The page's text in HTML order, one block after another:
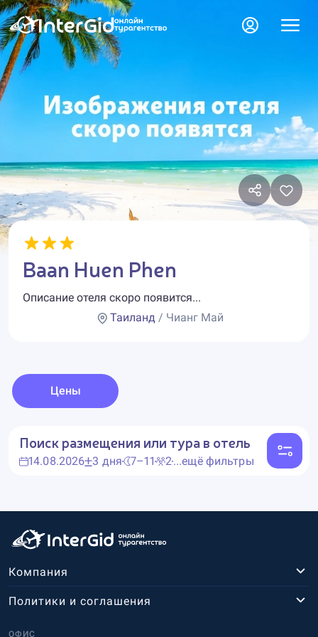
Baan Huen Phen
Описание отеля скоро появится...
Таиланд/ Чианг Май
Цены
Поиск размещения или тура в отель
14.08.2026 3 дня 7–11 2...ещё фильтры
Компания
ОФИС
Политики и соглашения